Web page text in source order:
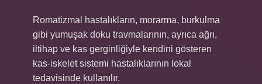
Romatizmal hastalıkların, morarma, burkulma
gibi yumuşak doku travmalarının, ayrıca ağrı,
iltihap ve kas gerginliğiyle kendini gösteren
kas-iskelet sistemi hastalıklarının lokal
tedavisinde kullanılır.